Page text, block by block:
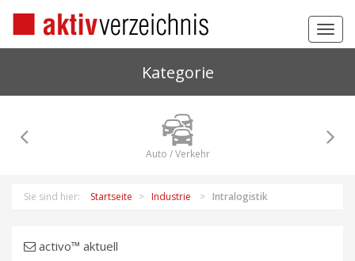
Kategorie
Auto / Verkehr
Sie sind hier: Startseite Industrie Intralogistik
activo™ aktuell